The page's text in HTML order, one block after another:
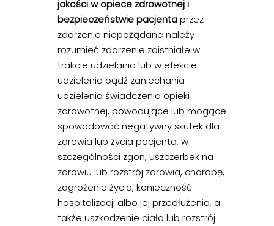
jakości w opiece zdrowotnej i
bezpieczeństwie pacjentaprzez
zdarzenie niepożądane należy
rozumieć zdarzenie zaistniałe w
trakcie udzielania lub w efekcie
udzielenia bądź zaniechania
udzielenia świadczenia opieki
zdrowotnej, powodujące lub mogące
spowodować negatywny skutek dla
zdrowia lub życia pacjenta, w
szczególności zgon, uszczerbek na
zdrowiu lub rozstrój zdrowia, chorobę,
zagrożenie życia, konieczność
hospitalizacji albo jej przedłużenia, a
także uszkodzenie ciała lub rozstrój